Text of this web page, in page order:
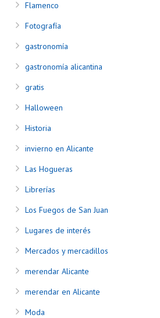
Flamenco
Fotografía
gastronomía
gastronomía alicantina
gratis
Halloween
Historia
invierno en Alicante
Las Hogueras
Librerías
Los Fuegos de San Juan
Lugares de interés
Mercados y mercadillos
merendar Alicante
merendar en Alicante
Moda